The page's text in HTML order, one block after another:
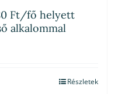
Ft/fő helyett
alkalommal
Részletek